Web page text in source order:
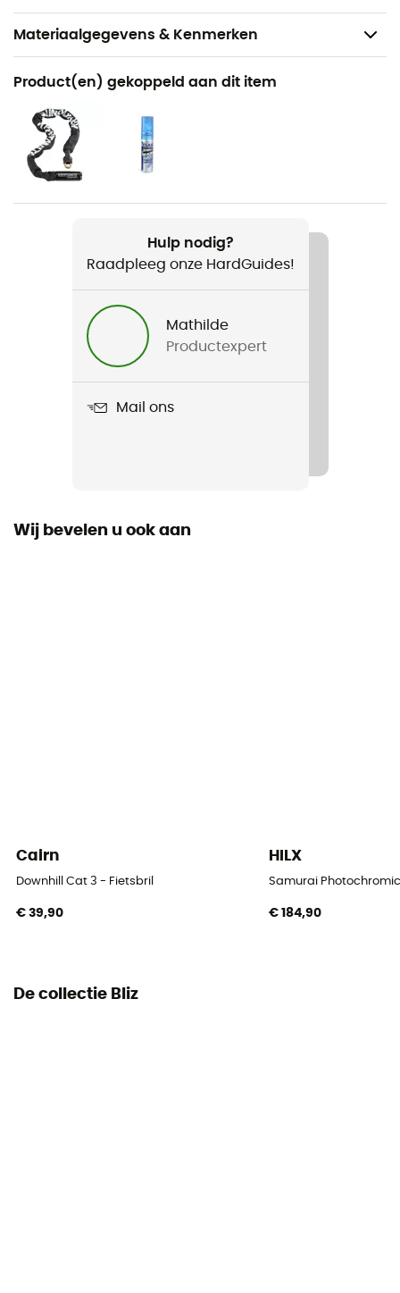
Materiaalgegevens & Kenmerken
Aanbevolen voor
Mountainbiken / Fiets / Cyclotourisme / Langlaufski /
Gravel
Voor
Heren / Dames
Product(en) gekoppeld aan dit item
Hulp nodig?
Raadpleeg onze HardGuides!
Mathilde
Productexpert
Mail ons
Wij bevelen u ook aan
Cairn
Downhill Cat 3 - Fietsbril
€ 39,90
HILX
Samurai
€ 184,90
De collectie Bliz